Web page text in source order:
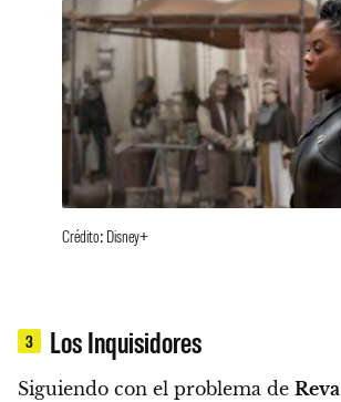
Crédito: Disney+
3 Los Inquisidores
Siguiendo con el problema de Reva